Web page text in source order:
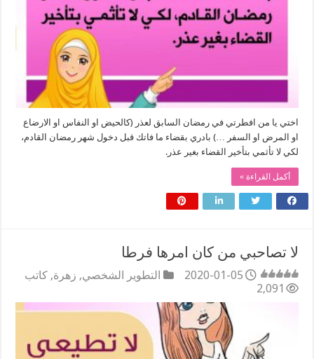
اختي يا من افطرتي في رمضان السابق لعذر (كالحيض او النفاس او الارضاع
او المرض او السفر …) بادري بقضاء ما فاتك قبل دخول شهر رمضان القادم،
لكي لا تأثمي بتأخير القضاء بغير عذر.
أكمل القراءة »
لا تصاحبي من كان امرها فرطا
2020-01-05 التطوير الشخصي, زهرة, كاتب
2,091